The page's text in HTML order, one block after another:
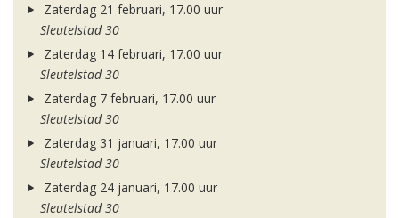
Zaterdag 21 februari, 17.00 uur
Sleutelstad 30
Zaterdag 14 februari, 17.00 uur
Sleutelstad 30
Zaterdag 7 februari, 17.00 uur
Sleutelstad 30
Zaterdag 31 januari, 17.00 uur
Sleutelstad 30
Zaterdag 24 januari, 17.00 uur
Sleutelstad 30